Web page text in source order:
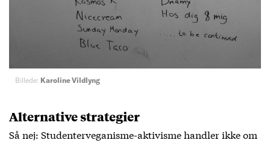
Billede: Karoline Vildlyng
Alternative strategier
Så nej: Studenterveganisme-aktivisme handler ikke om